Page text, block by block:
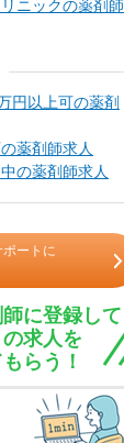
ニックの薬剤師
円以上可の薬剤
薬剤師求人
の薬剤師求人
ートに
に登録して
求人を
らう！